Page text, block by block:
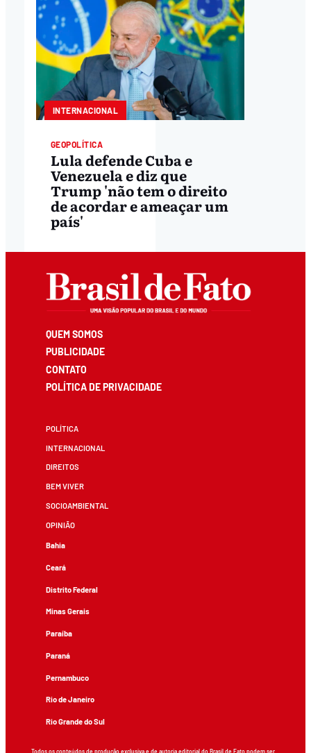
INTERNACIONAL
GEOPOLÍTICA
Lula defende Cuba e
Venezuela e diz que
Trump 'não tem o direito
de acordar e ameaçar um
país'
QUEM SOMOS
PUBLICIDADE
CONTATO
POLÍTICA DE PRIVACIDADE
POLÍTICA
INTERNACIONAL
DIREITOS
BEM VIVER
SOCIOAMBIENTAL
OPINIÃO
Bahia
Ceará
Distrito Federal
Minas Gerais
Paraíba
Paraná
Pernambuco
Rio de Janeiro
Rio Grande do Sul
Todos os conteúdos de produção exclusiva e de autoria editorial do Brasil de Fato podem ser